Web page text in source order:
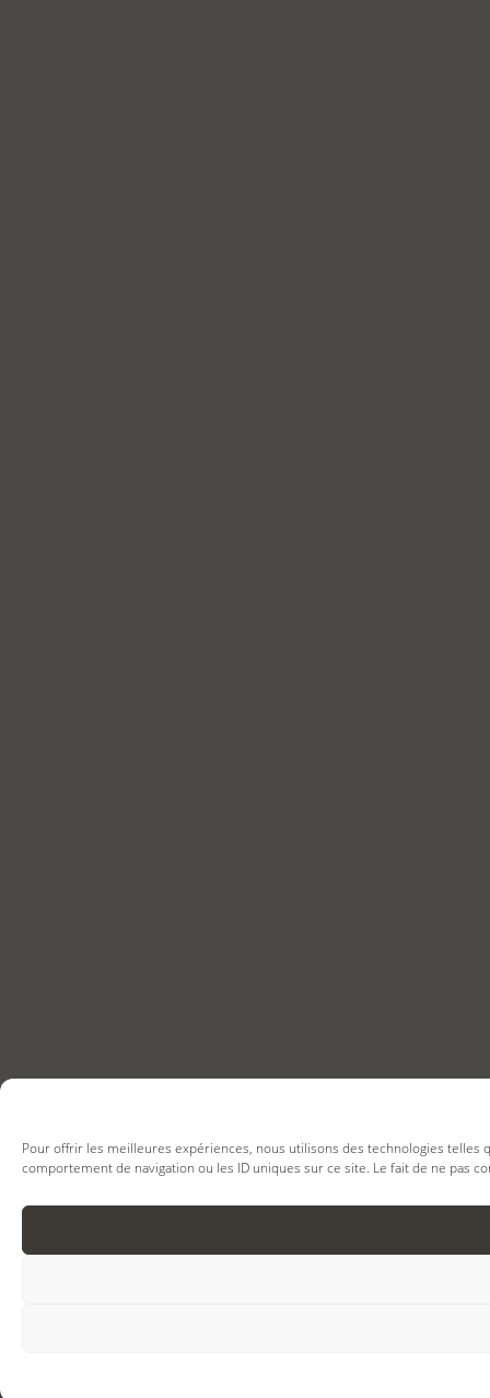
Pour offrir les meilleures expériences, nous utilisons des technologies
comportement de navigation ou les ID uniques sur ce site. Le fait de ne